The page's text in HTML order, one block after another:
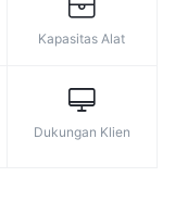
Kapasitas Alat
Dukungan Klien